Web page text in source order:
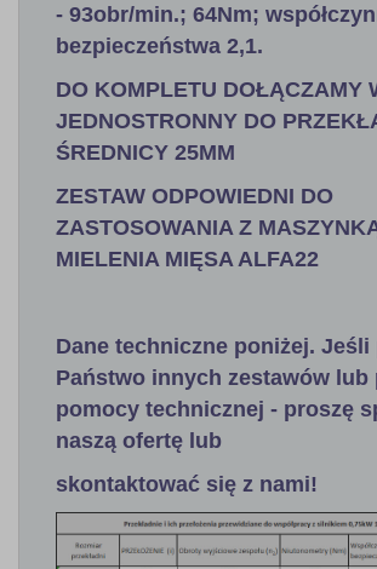
- 93obr/min.; 64Nm;
bezpieczeństwa 2,1.
DO KOMPLETU DOŁĄCZAMY
JEDNOSTRONNY DO
ŚREDNICY 25MM
ZESTAW ODPOWIEDNI DO
ZASTOSOWANIA Z
MIELENIA MIĘSA ALFA22
Dane techniczne poniżej.
Państwo innych zestawów lub
pomocy technicznej - proszę
naszą ofertę lub
skontaktować się z nami!